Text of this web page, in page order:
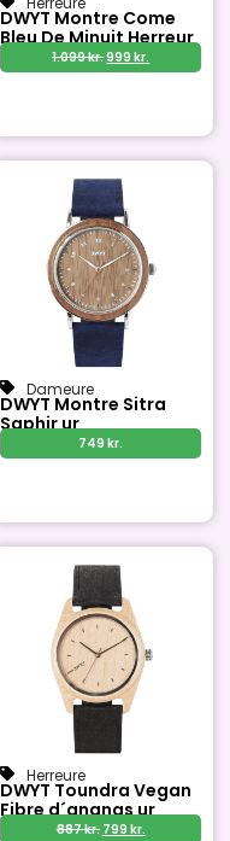
DWYT Montre Come
Bleu De Minuit Herreur
1.099kr.999kr.
Dameure
DWYT Montre Sitra
Saphir ur
749kr.
Herreure
DWYT Toundra Vegan
Fibre d´ananas ur
887kr. 799 kr.